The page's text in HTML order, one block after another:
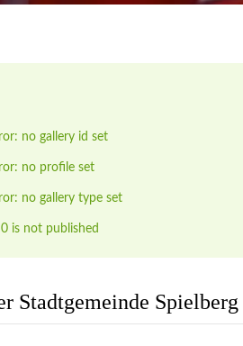
no gallery id set
no profile set
no gallery type set
is not published
Stadtgemeinde Spielberg